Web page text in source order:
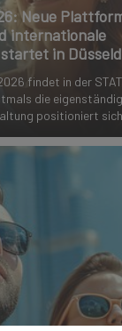
Neue
internationale
in
findet in der
die
positioniert
...